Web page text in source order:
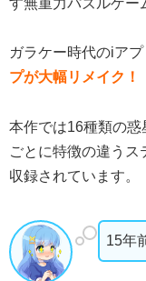
す無重力パズルゲー
ガラケー時代のiア
プが大幅リメイク！
本作では16種類の
ごとに特徴の違う
収録されています。
15年